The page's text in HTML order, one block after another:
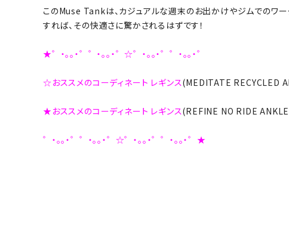
このMuse Tankは、カジュアルな週末のお出かけやジムでのワー
すれば、その快適さに驚かされるはずです！
★゜・。。・゜゜・。。・゜☆゜・。。・゜゜・。。・゜
☆おススメのコーディネート レギンス(MEDITATE RECYCLED
★おススメのコーディネート レギンス(REFINE NO RIDE
゜・。。・゜゜・。。・゜☆゜・。。・゜゜・。。・゜★